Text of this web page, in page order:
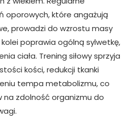
oporowych, które angażują
prowadzi do wzrostu masy
kolei poprawia ogólną sylwetkę,
ciała. Trening siłowy sprzyja
kości, redukcji tkanki
tempa metabolizmu, co
na zdolność organizmu do